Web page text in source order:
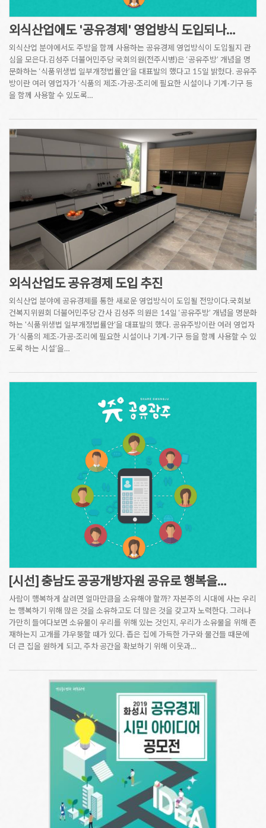
외식산업에도 '공유경제' 영업방식 도입되나…
외식산업 분야에서도 주방을 함께 사용하는 공유경제 영업방식이 도입될지 관
심을 모은다.김성주 더불어민주당 국회의원(전주시병)은 ‘공유주방’ 개념을 명
문화하는 ‘식품위생법 일부개정법률안’을 대표발의 했다고 15일 밝혔다. 공유주
방이란 여러 영업자가 ‘식품의 제조·가공·조리에 필요한 시설이나 기계·기구 등
을 함께 사용할 수 있도록…
외식산업도 공유경제 도입 추진
외식산업 분야에 공유경제를 통한 새로운 영업방식이 도입될 전망이다.국회보
건복지위원회 더불어민주당 간사 김성주 의원은 14일 ‘공유주방’ 개념을 명문화
하는 '식품위생법 일부개정법률안'을 대표발의 했다. 공유주방이란 여러 영업자
가 ‘식품의 제조·가공·조리에 필요한 시설이나 기계·기구 등을 함께 사용할 수 있
도록 하는 시설’을…
[시선] 충남도 공공개방자원 공유로 행복을…
사람이 행복하게 살려면 얼마만큼을 소유해야 할까? 자본주의 시대에 사는 우리
는 행복하기 위해 많은 것을 소유하고도 더 많은 것을 갖고자 노력한다. 그러나
가만히 들여다보면 소유물이 우리를 위해 있는 것인지, 우리가 소유물을 위해 존
재하는지 고개를 갸우뚱할 때가 있다. 좁은 집에 가득한 가구와 물건들 때문에
더 큰 집을 원하게 되고, 주차 공간을 확보하기 위해 이웃과…